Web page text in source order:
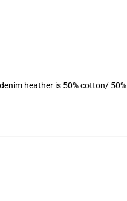
heather is 50% cotton/ 50%